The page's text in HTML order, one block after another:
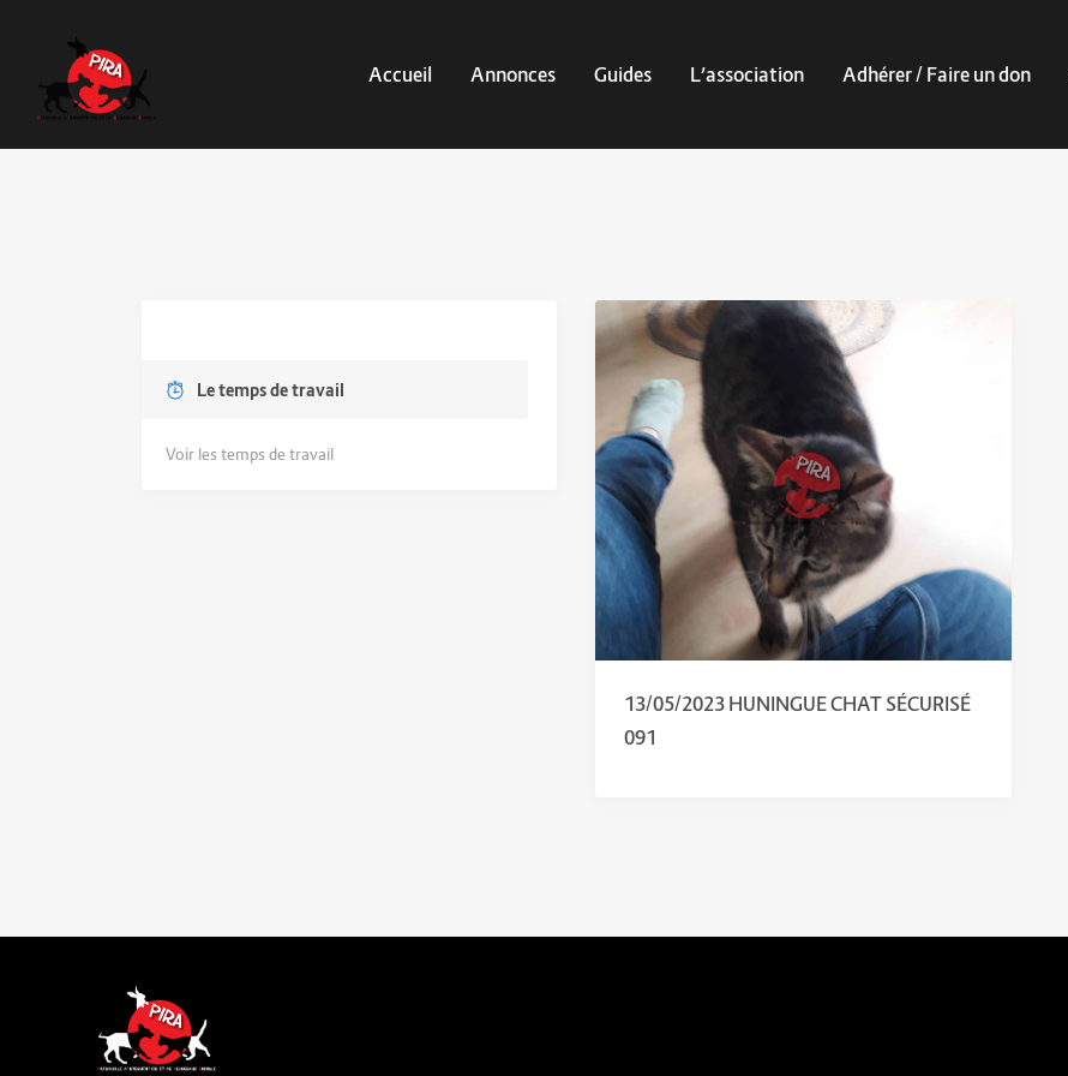
Accueil Annonces Guides L’association Adhérer / Faire un don
Le temps de travail
Voir les temps de travail
13/05/2023 HUNINGUE CHAT SÉCURISÉ
091